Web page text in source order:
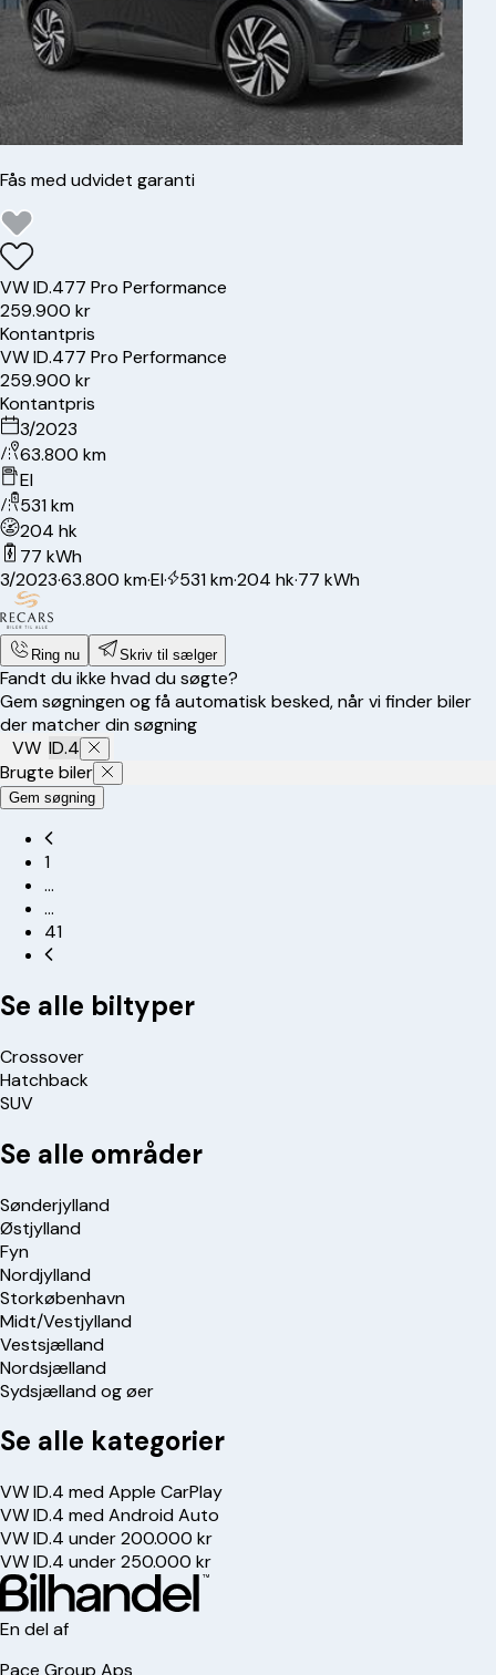
Fås med udvidet garanti
VWID.477 Pro Performance
259.900 kr
Kontantpris
VWID.477 Pro Performance
259.900 kr
Kontantpris
3/2023
63.800 km
El
531 km
204 hk
77 kWh
3/2023·63.800 km·El· 531 km·204 hk·77 kWh
Ring nu Skriv til sælger
Fandt du ikke hvad du søgte?
Gem søgningen og få automatisk besked, når vi finder biler
der matcher din søgning
VW ID.4
Brugte biler
Gem søgning
1
…
…
41
Se alle biltyper
Crossover
Hatchback
SUV
Se alle områder
Sønderjylland
Østjylland
Fyn
Nordjylland
Storkøbenhavn
Midt/Vestjylland
Vestsjælland
Nordsjælland
Sydsjælland og øer
Se alle kategorier
VW ID.4 med Apple CarPlay
VW ID.4 med Android Auto
VW ID.4 under 200.000 kr
VW ID.4 under 250.000 kr
En del af